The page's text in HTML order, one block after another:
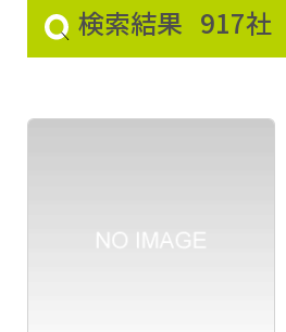
検索結果 917社